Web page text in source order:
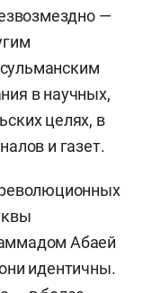
—
в научных,
целях, в
и газет.
Абаей
идентичны.